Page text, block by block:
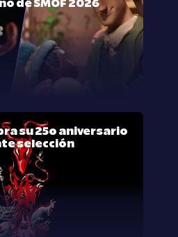
de SMOF 2026
su 25º aniversario
selección